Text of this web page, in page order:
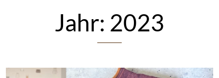
Jahr: 2023